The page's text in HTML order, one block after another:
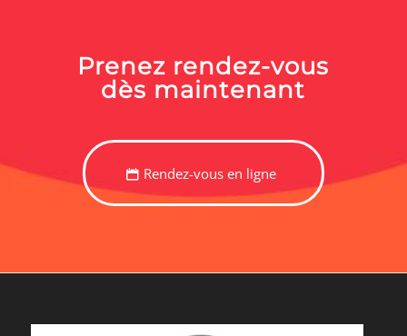
Prenez rendez-vous
dès maintenant
Rendez-vous en ligne